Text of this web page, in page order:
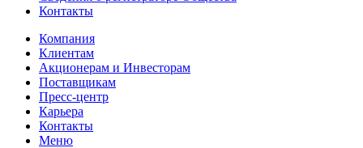
Контакты
Компания
Клиентам
Акционерам и Инвесторам
Поставщикам
Пресс-центр
Карьера
Контакты
Меню